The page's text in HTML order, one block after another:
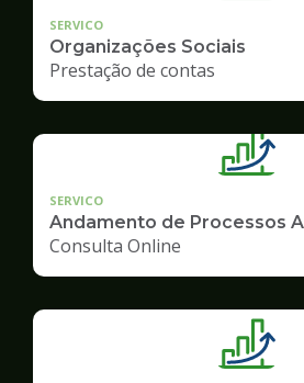
SERVICO
Organizações Sociais
Prestação de contas
SERVICO
Andamento de Processos
Consulta Online